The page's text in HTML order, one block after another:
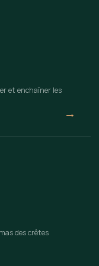
et enchaîner les
→
des crêtes